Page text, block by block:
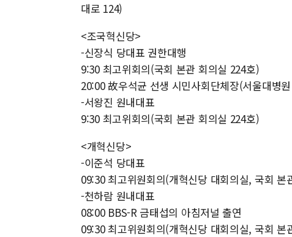
대로 124)
<조국혁신당>
-신장식 당대표 권한대행
9:30 최고위회의(국회 본관 회의실 224호)
20:00 故우석균 선생 시민사회단체장(서울대병
-서왕진 원내대표
9:30 최고위회의(국회 본관 회의실 224호)
<개혁신당>
-이준석 당대표
09:30 최고위원회의(개혁신당 대회의실, 국회 본
-천하람 원내대표
08:00 BBS-R 금태섭의 아침저널 출연
09:30 최고위원회의(개혁신당 대회의실, 국회 본